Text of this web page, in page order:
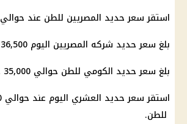
استقر سعر حديد المصريين للطن عند حوالي 38,500 جنيه .
بلغ سعر حديد شركه المصريين اليوم 36,500 جنيه للطن.
بلغ سعر حديد الكومي للطن حوالي 35,000 جنيه للطن.
للطن.